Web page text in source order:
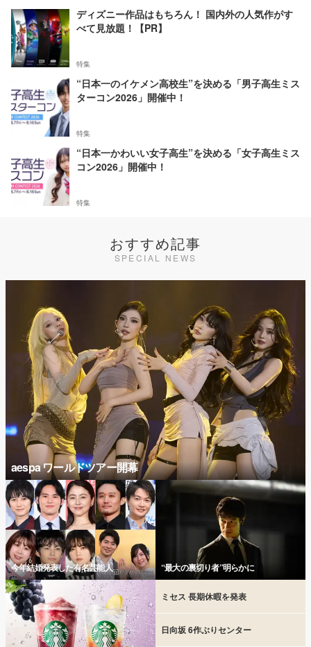
ディズニー作品はもちろん！ 国内外の人気作がす
べて見放題！【PR】
特集
“日本一のイケメン高校生”を決める「男子高生ミス
ターコン2026」開催中！
特集
“日本一かわいい女子高生”を決める「女子高生ミス
コン2026」開催中！
特集
おすすめ記事
SPECIAL NEWS
aespa ワールドツアー開幕
今年結婚発表した有名芸能人 “最大の裏切り者”明らかに
ミセス 長期休暇を発表
日向坂 6作ぶりセンター